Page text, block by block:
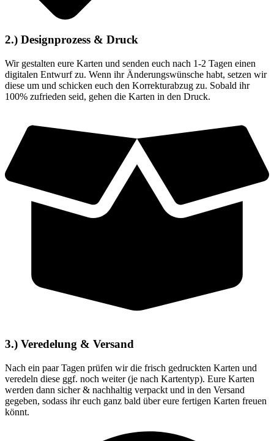
2.) Designprozess & Druck
Wir gestalten eure Karten und senden euch nach 1-2 Tagen einen
digitalen Entwurf zu. Wenn ihr Änderungswünsche habt, setzen wir
diese um und schicken euch den Korrekturabzug zu. Sobald ihr
100% zufrieden seid, gehen die Karten in den Druck.
3.) Veredelung & Versand
Nach ein paar Tagen prüfen wir die frisch gedruckten Karten und
veredeln diese ggf. noch weiter (je nach Kartentyp). Eure Karten
werden dann sicher & nachhaltig verpackt und in den Versand
gegeben, sodass ihr euch ganz bald über eure fertigen Karten freuen
könnt.